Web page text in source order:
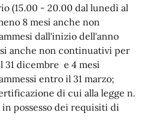
(15.00 - 20.00 dal lunedì al
8 mesi anche non
dall'inizio dell'anno
anche non continuativi per
31 dicembre e 4 mesi
entro il 31 marzo;
di cui alla legge n.
possesso dei requisiti di